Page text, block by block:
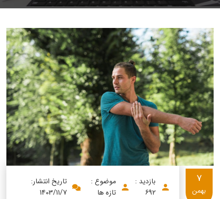
ماست
پنیر
پنیر پیتزا
کشک
خامه
پنیر
دوغ
رسانه
مجله آشپزی دوماس
سینما دوماس
رادیو دوماس
دانستنی های سلامت
گالری تصاویر
English
Russian
Arabic
بازدید :
692
موضوع :
تازه ها
تاریخ انتشار:
1403/11/7
7
بهمن